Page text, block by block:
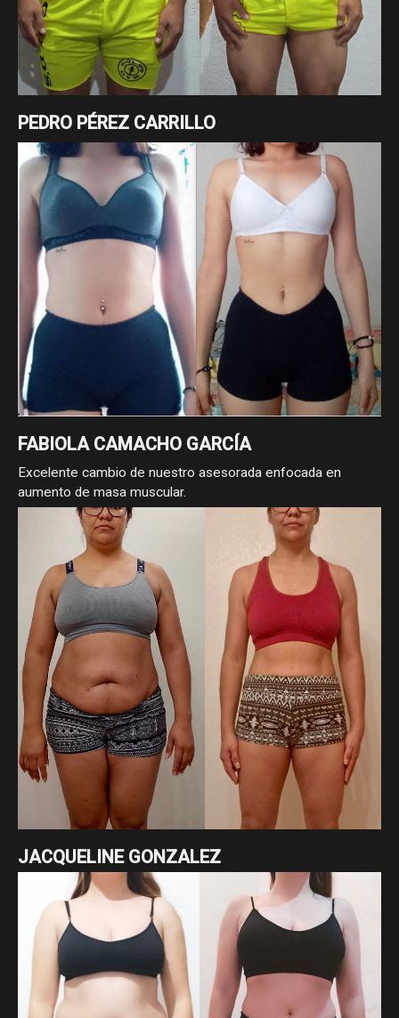
PEDRO PÉREZ CARRILLO
Cambio enfocado a pérdida de grasa
FABIOLA CAMACHO GARCÍA
Excelente cambio de nuestro asesorada enfocada en
aumento de masa muscular.
JACQUELINE GONZALEZ
Un cambio radical de nuestra asesorada Jacqueline
Gonzalez enfocado en pérdida de grasa